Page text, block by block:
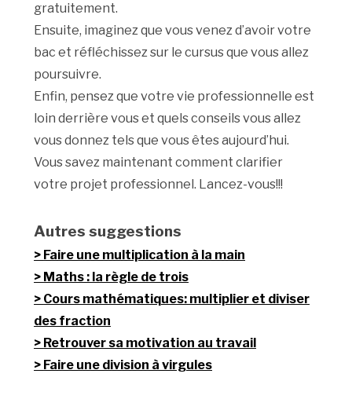
gratuitement.
Ensuite, imaginez que vous venez d’avoir votre
bac et réfléchissez sur le cursus que vous allez
poursuivre.
Enfin, pensez que votre vie professionnelle est
loin derrière vous et quels conseils vous allez
vous donnez tels que vous êtes aujourd’hui.
Vous savez maintenant comment clarifier
votre projet professionnel. Lancez-vous!!!
Autres suggestions
Faire une multiplication à la main
Maths : la règle de trois
Cours mathématiques: multiplier et diviser
des fraction
Retrouver sa motivation au travail
Faire une division à virgules